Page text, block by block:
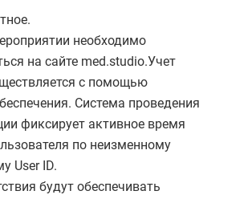
необходимо
на сайте med.studio.Учет
с помощью
Система проведения
фиксирует активное время
по неизменному
User ID.
будут обеспечивать